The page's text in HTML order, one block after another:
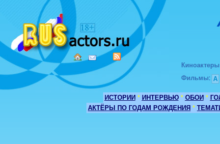
Киноактеры
Фильмы: А
ИСТОРИИ * ИНТЕРВЬЮ * ОБОИ *
АКТЁРЫ ПО ГОДАМ РОЖДЕНИЯ *